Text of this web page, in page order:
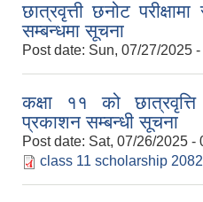
छात्रवृत्ती छनोट
सम्बन्धमा सूचना
Post date: Sun, 07/27/2025
कक्षा ११ को छात्रवृत्ति
प्रकाशन सम्बन्धी सूचना
Post date: Sat, 07/26/2025 -
class 11 scholarship